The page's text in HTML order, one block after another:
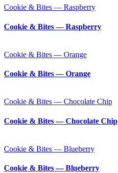
Cookie & Bites — Raspberry
Cookie & Bites — Raspberry
Cookie & Bites — Orange
Cookie & Bites — Orange
Cookie & Bites — Chocolate Chip
Cookie & Bites — Chocolate Chip
Cookie & Bites — Blueberry
Cookie & Bites — Blueberry